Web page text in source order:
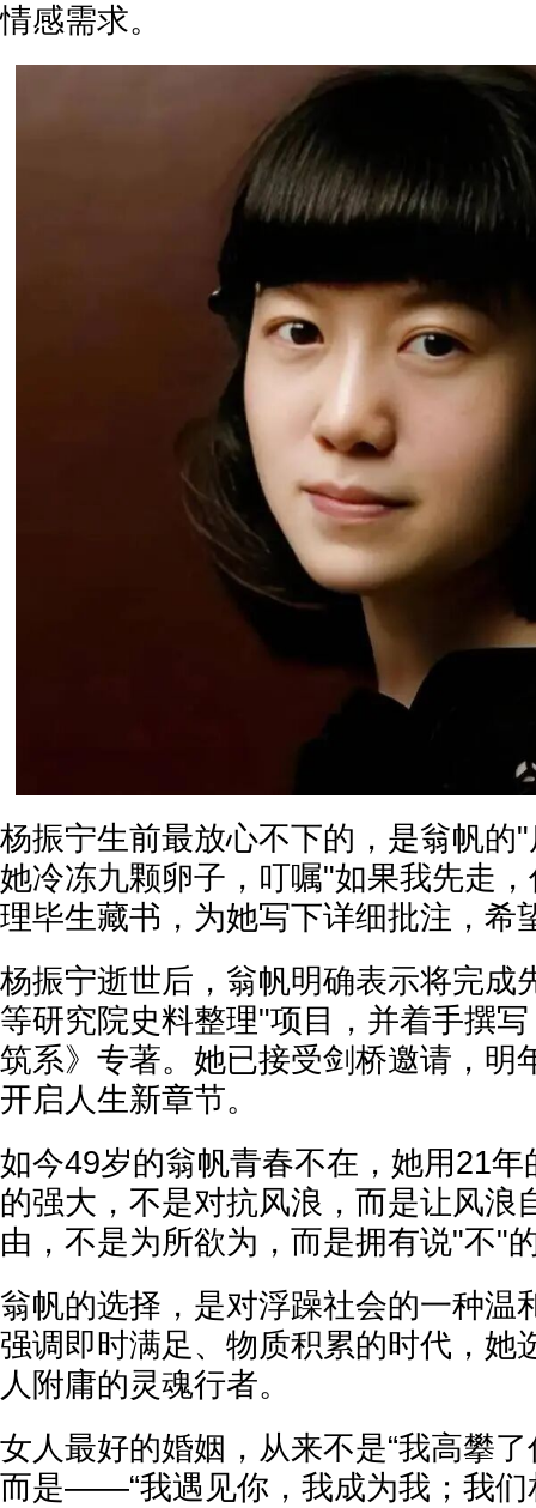
情感需求。
杨振宁生前最放心不下的，是翁帆的
她冷冻九颗卵子，叮嘱"如果我先走
理毕生藏书，为她写下详细批注，希
杨振宁逝世后，翁帆明确表示将完成
等研究院史料整理"项目，并着手撰
筑系》专著。她已接受剑桥邀请，明
开启人生新章节。
如今49岁的翁帆青春不在，她用21
的强大，不是对抗风浪，而是让风浪
由，不是为所欲为，而是拥有说"不"
翁帆的选择，是对浮躁社会的一种温
强调即时满足、物质积累的时代，她
人附庸的灵魂行者。
女人最好的婚姻，从来不是“我高攀
而是——“我遇见你，我成为我；我们